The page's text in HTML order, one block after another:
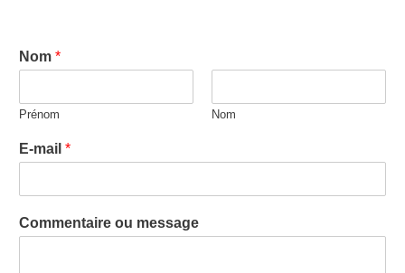
Nom *
Prénom Nom
E-mail *
Commentaire ou message